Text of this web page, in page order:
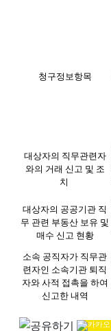
청구정보항목
대상자의 직무관련자
와의 거래 신고 및 조
치
대상자의 공공기관 직
무 관련 부동산 보유 및
매수 신고 현황
소속 공직자가 직무관
련자인 소속기관 퇴직
자와 사적 접촉을 하여
신고한 내역